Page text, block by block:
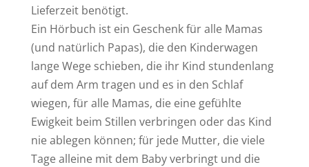
Lieferzeit benötigt.
Ein Hörbuch ist ein Geschenk für alle Mamas
(und natürlich Papas), die den Kinderwagen
lange Wege schieben, die ihr Kind stundenlang
auf dem Arm tragen und es in den Schlaf
wiegen, für alle Mamas, die eine gefühlte
Ewigkeit beim Stillen verbringen oder das Kind
nie ablegen können; für jede Mutter, die viele
Tage alleine mit dem Baby verbringt und die